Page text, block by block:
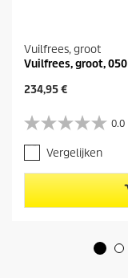
Vuilfrees, groot
Vuilfrees, groot, 050
H
i
d
i
g
e
p
r
234,95 €
0.0
0
.
0
v
a
n
Vergelijken